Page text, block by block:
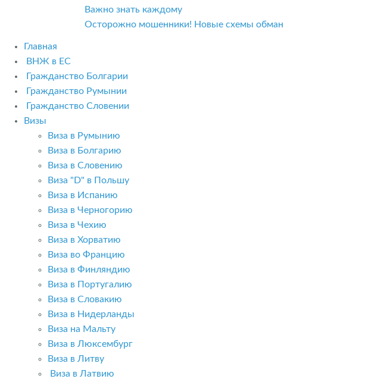
Важно знать каждому
Осторожно мошенники! Новые схемы обман
Главная
ВНЖ в ЕС
Гражданство Болгарии
Гражданство Румынии
Гражданство Словении
Визы
Виза в Румынию
Виза в Болгарию
Виза в Словению
Виза "D" в Польшу
Виза в Испанию
Виза в Черногорию
Виза в Чехию
Виза в Хорватию
Виза во Францию
Виза в Финляндию
Виза в Португалию
Виза в Словакию
Виза в Нидерланды
Виза на Мальту
Виза в Люксембург
Виза в Литву
Виза в Латвию